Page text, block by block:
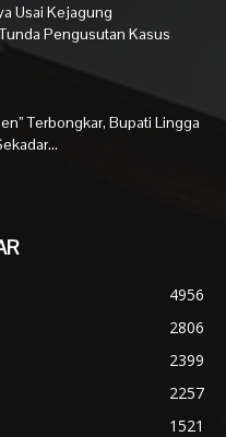
Usai Kejagung
Pengusutan Kasus
Terbongkar, Bupati Lingga
4956
2806
2399
2257
1521